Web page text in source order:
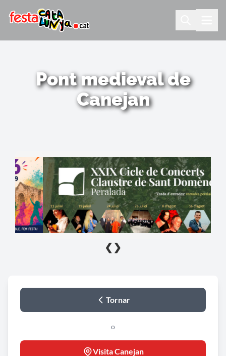
Pont medieval de
Canejan
❮ ❯
Tornar
o
Visita Canejan